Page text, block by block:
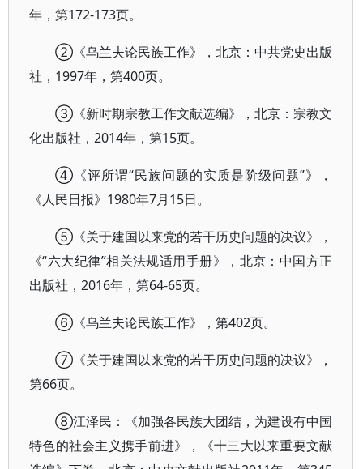
年，第172-173页。
②《乌兰夫论民族工作》，北京：中共党史出版
社，1997年，第400页。
③《新时期宗教工作文献选编》，北京：宗教文
化出版社，2014年，第15页。
④《评所谓“民族问题的实质是阶级问题”》，
《人民日报》1980年7月15日。
⑤《关于建国以来党的若干历史问题的决议》，
《“六大纪律”相关法规适用手册》，北京：中国方正
出版社，2016年，第64-65页。
⑥《乌兰夫论民族工作》，第402页。
⑦《关于建国以来党的若干历史问题的决议》，
第66页。
⑧江泽民：《加强各民族大团结，为建设有中国
特色的社会主义携手前进》，《十三大以来重要文献